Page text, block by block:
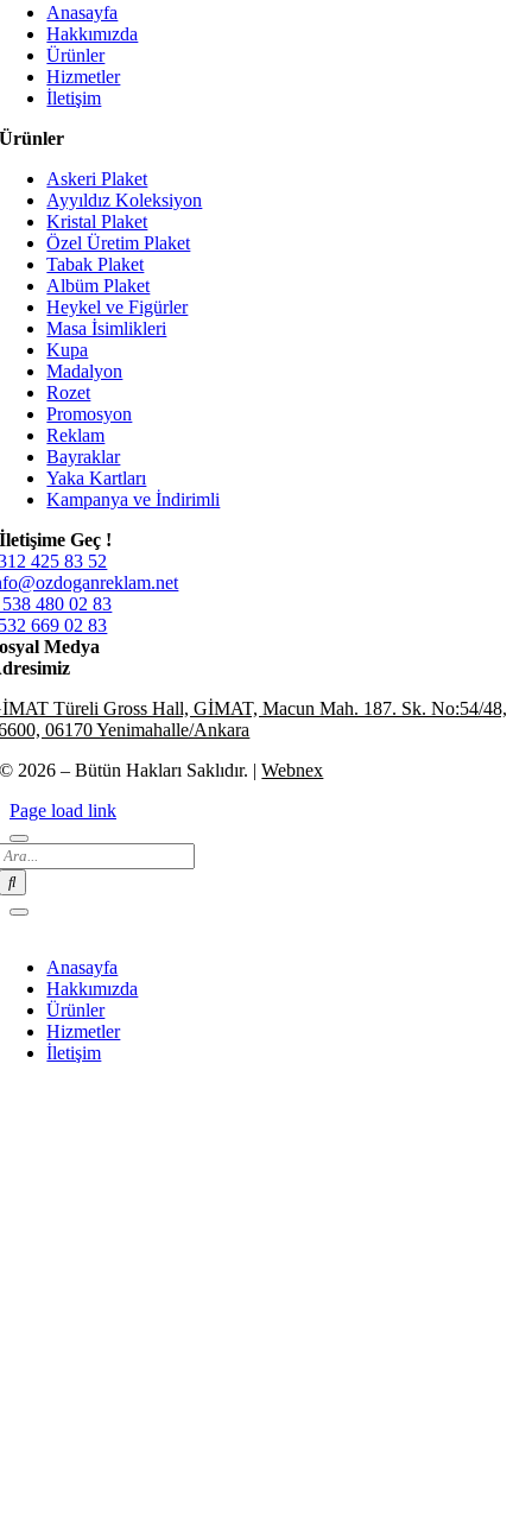
Anasayfa
Hakkımızda
Ürünler
Hizmetler
İletişim
Ürünler
Askeri Plaket
Ayyıldız Koleksiyon
Kristal Plaket
Özel Üretim Plaket
Tabak Plaket
Albüm Plaket
Heykel ve Figürler
Masa İsimlikleri
Kupa
Madalyon
Rozet
Promosyon
Reklam
Bayraklar
Yaka Kartları
Kampanya ve İndirimli
İletişime Geç !
425 83 52
480 02 83
669 02 83
Medya
Türeli Gross Hall, GİMAT, Macun Mah. 187. Sk. No:54/48,
06170 Yenimahalle/Ankara
© 2026 – Bütün Hakları Saklıdır. |Webnex
Page load link
Anasayfa
Hakkımızda
Ürünler
Hizmetler
İletişim